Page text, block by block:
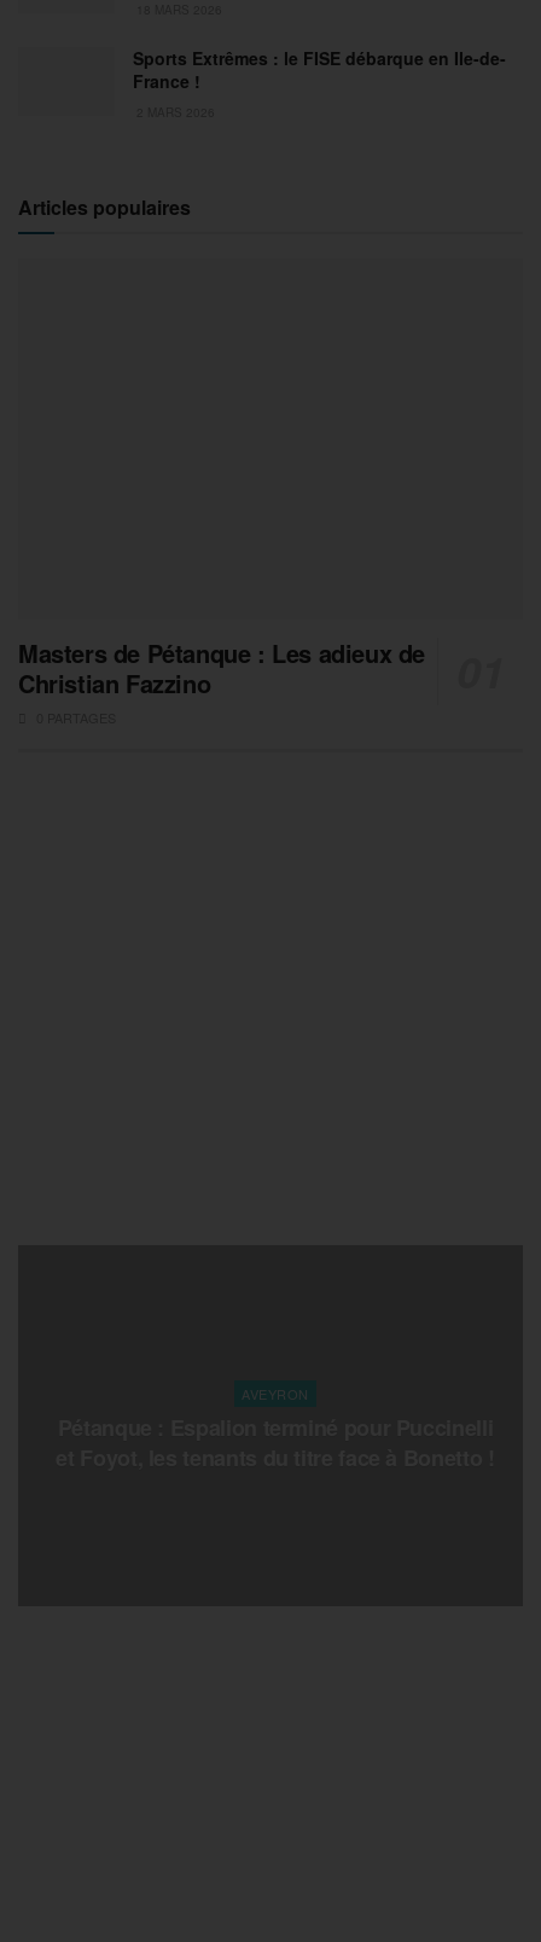
Sports Extrêmes : le FISE débarque en Ile-de-
France !
Articles populaires
Masters de Pétanque : Les adieux de
Christian Fazzino
AVEYRON